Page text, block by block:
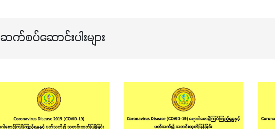
ဆက်စပ်ဆောင်းပါးများ